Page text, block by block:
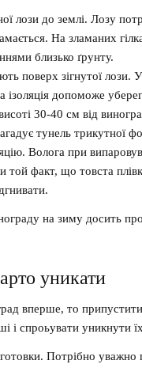
лози до землі. Лозу
На зламаних
близько ґрунту.
поверх зігнутої лози.
ізоляція допоможе
30-40 см від
тунель
Волога при
той факт, що товста
на зиму досить
уникати
вперше, то
і спроьувати уникнути
Потрібно уважно